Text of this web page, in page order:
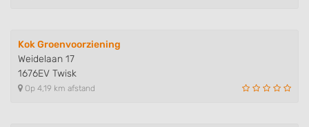
Kok Groenvoorziening
Weidelaan 17
1676EV Twisk
Op 4,19 km afstand